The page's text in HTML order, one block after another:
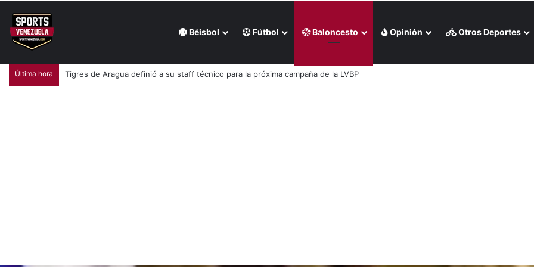
Béisbol Fútbol Baloncesto Opinión Otros Deportes
Última hora Andrés Giménez jugó vivo para ayudar a Azulejos de Toronto a conseguir la victoria (+Video)